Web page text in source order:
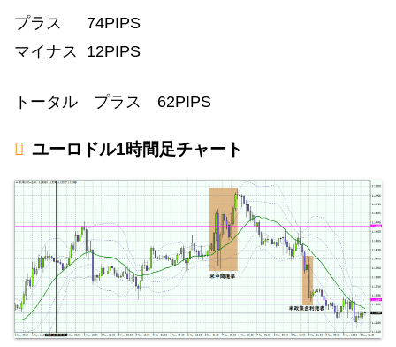
プラス 74PIPS
マイナス 12PIPS
トータル プラス 62PIPS
ユーロドル1時間足チャート